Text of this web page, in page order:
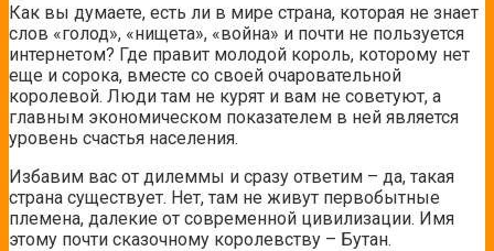
Как вы думаете, есть ли в мире страна, которая не знает
слов «голод», «нищета», «война» и почти не пользуется
интернетом? Где правит молодой король, которому нет
еще и сорока, вместе со своей очаровательной
королевой. Люди там не курят и вам не советуют, а
главным экономическом показателем в ней является
уровень счастья населения.
Избавим вас от дилеммы и сразу ответим – да, такая
страна существует. Нет, там не живут первобытные
племена, далекие от современной цивилизации. Имя
этому почти сказочному королевству – Бутан.